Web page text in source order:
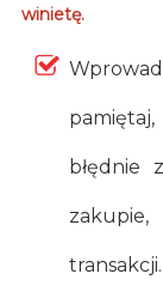
winietę.
błędnie
transakcji.